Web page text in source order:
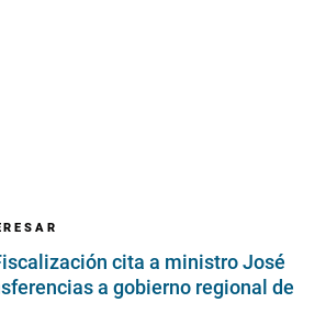
cita a ministro José
a gobierno regional de